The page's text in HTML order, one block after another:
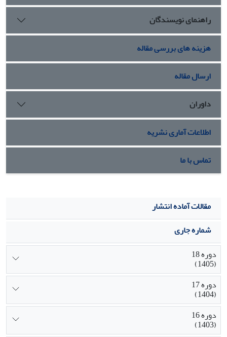
تبیین‌کنندگی دین، در حوزه هنجارهای مصرف (r = 247) بود که به
نوبه خود رقم قابل توجهی نیست. هم‌چنین، می‌توان نتیجه را بر
مبنای ظهور انواع دین‌داری تبیین نمود، پیدایش اشکال بسیار
متنوع و فردی دین‌داری از عرصه‌هایی است که بی‌شکلی دوران
مدرن را بازتاب می‌دهد.
راهنمای نویسندگان
هزینه های بررسی مقاله
ارسال مقاله
داوران
اطلاعات آماری نشریه
تماس با ما
مقالات آماده انتشار
شماره جاری
دوره 18
(1405)
دوره 17
(1404)
دوره 16
(1403)